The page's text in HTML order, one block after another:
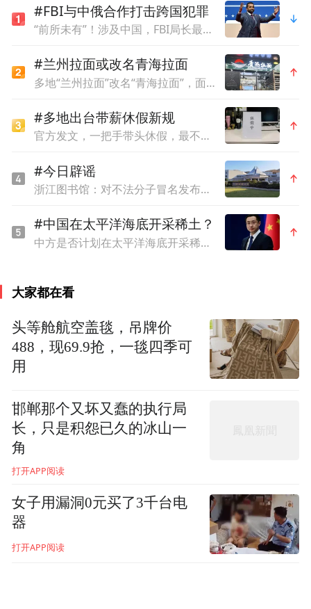
#FBI与中俄合作打击跨国犯罪
“前所未有”！涉及中国，FBI局长最新表态
#兰州拉面或改名青海拉面
多地“兰州拉面”改名“青海拉面”，面馆老板：青海人，挂兰州牌子不合适
#多地出台带薪休假新规
官方发文，一把手带头休假，最不内卷的省掀桌子了
#今日辟谣
浙江图书馆：对不法分子冒名发布虚假信息的严正声明
#中国在太平洋海底开采稀土？
中方是否计划在太平洋海底开采稀土？外交部回应
大家都在看
头等舱航空盖毯，吊牌价
488，现69.9抢，一毯四季可
用
邯郸那个又坏又蠢的执行局
长，只是积怨已久的冰山一
角
打开APP阅读
女子用漏洞0元买了3千台电
器
打开APP阅读